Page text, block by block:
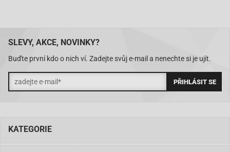
SLEVY, AKCE, NOVINKY?
Buďte první kdo o nich ví. Zadejte svůj e-mail a nenechte si je ujít.
KATEGORIE